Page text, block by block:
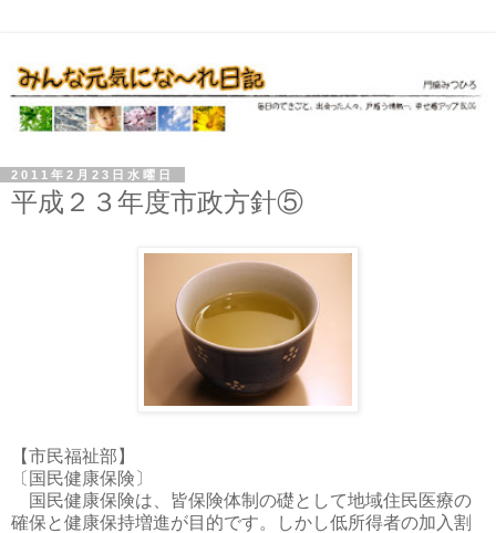
2011年2月23日水曜日
平成２３年度市政方針⑤
【市民福祉部】
〔国民健康保険〕
国民健康保険は、皆保険体制の礎として地域住民医療の
確保と健康保持増進が目的です。しかし低所得者の加入割